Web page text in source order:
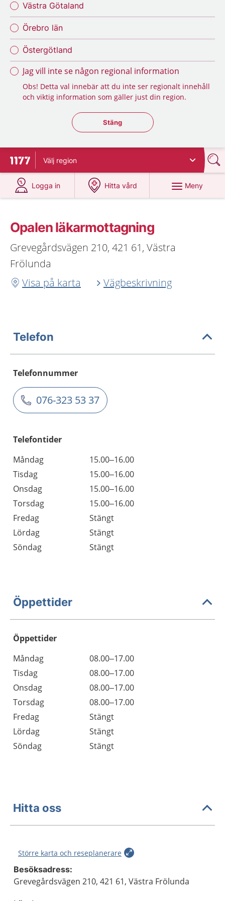
Västra Götaland
Örebro län
Östergötland
Jag vill inte se någon regional information
Obs! Detta val innebär att du inte ser regionalt innehåll
och viktig information som gäller just din region.
Stäng regionsväljaren
Stäng
Till startsidan för 1177
Välj region
Logga in
på 1177.se
Hitta vård
på 1177.se
Meny
Opalen läkarmottagning
Grevegårdsvägen 210, 421 61, Västra
Frölunda
Visa på karta
Vägbeskrivning
Telefon
Telefonnummer
076-323 53 37
Telefontider
Måndag
15.00–16.00
Tisdag
15.00–16.00
Onsdag
15.00–16.00
Torsdag
15.00–16.00
Fredag
Stängt
Lördag
Stängt
Söndag
Stängt
Öppettider
Öppettider
Dag
Öppettider
Kommentarer
Måndag
08.00–17.00
Tisdag
08.00–17.00
Onsdag
08.00–17.00
Torsdag
08.00–17.00
Fredag
Stängt
Lördag
Stängt
Söndag
Stängt
Hitta oss
Större karta och reseplanerare
Besöksadress:
Grevegårdsvägen 210, 421 61, Västra Frölunda